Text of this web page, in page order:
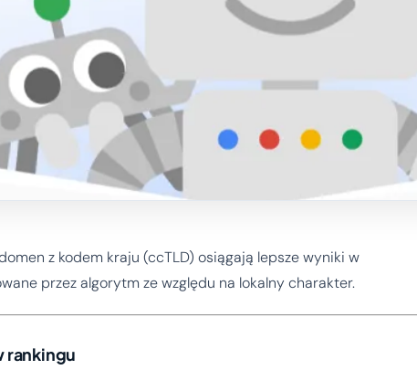
z kodem kraju (ccTLD) osiągają lepsze wyniki w
przez algorytm ze względu na lokalny charakter.
rankingu